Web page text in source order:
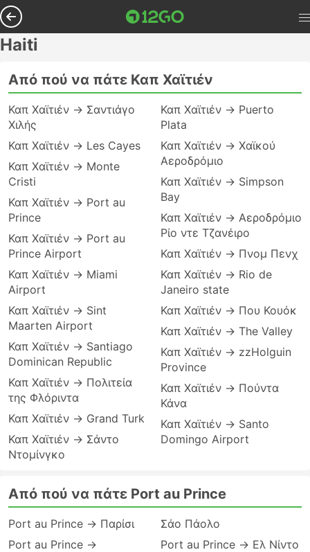
Haiti
Από πού να πάτε Καπ Χαϊτιέν
Καπ Χαϊτιέν → Σαντιάγο
Χιλής
Καπ Χαϊτιέν → Les Cayes
Καπ Χαϊτιέν → Monte
Cristi
Καπ Χαϊτιέν → Port au
Prince
Καπ Χαϊτιέν → Port au
Prince Airport
Καπ Χαϊτιέν → Miami
Airport
Καπ Χαϊτιέν → Sint
Maarten Airport
Καπ Χαϊτιέν → Santiago
Dominican Republic
Καπ Χαϊτιέν → Πολιτεία
της Φλόριντα
Καπ Χαϊτιέν → Grand Turk
Καπ Χαϊτιέν → Σάντο
Ντομίνγκο
Καπ Χαϊτιέν → Puerto
Plata
Καπ Χαϊτιέν → Χαϊκού
Αεροδρόμιο
Καπ Χαϊτιέν → Simpson
Bay
Καπ Χαϊτιέν → Αεροδρόμιο
Ρίο ντε Τζανέιρο
Καπ Χαϊτιέν → Πνομ Πενχ
Καπ Χαϊτιέν → Rio de
Janeiro state
Καπ Χαϊτιέν → Που Κουόκ
Καπ Χαϊτιέν → The Valley
Καπ Χαϊτιέν → zzHolguin
Province
Καπ Χαϊτιέν → Πούντα
Κάνα
Καπ Χαϊτιέν → Santo
Domingo Airport
Από πού να πάτε Port au Prince
Port au Prince → Παρίσι
Port au Prince →
Σάο Πάολο
Port au Prince → Ελ Νίντο